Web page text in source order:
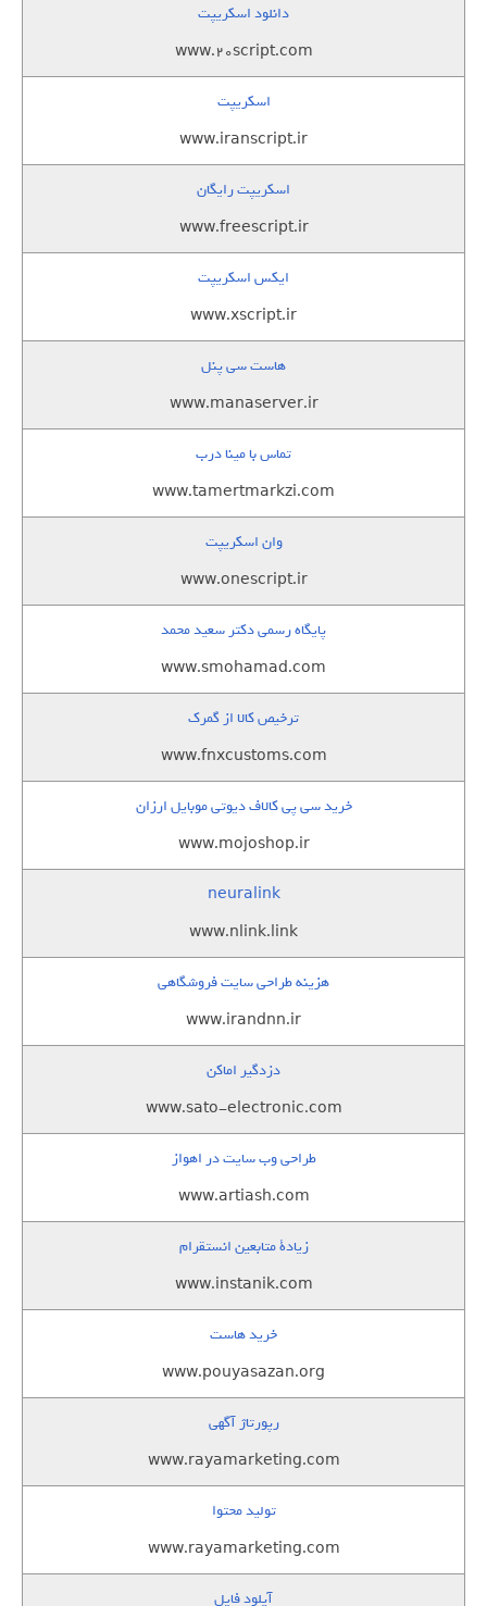
دانلود اسکریپت
www.20script.com
اسکریپت
www.iranscript.ir
اسکریپت رایگان
www.freescript.ir
ایکس اسکریپت
www.xscript.ir
هاست سی پنل
www.manaserver.ir
تماس با مینا درب
www.tamertmarkzi.com
وان اسکریپت
www.onescript.ir
پایگاه رسمی دکتر سعید محمد
www.smohamad.com
ترخیص کالا از گمرک
www.fnxcustoms.com
خرید سی پی کالاف دیوتی موبایل ارزان
www.mojoshop.ir
neuralink
www.nlink.link
هزینه طراحی سایت فروشگاهی
www.irandnn.ir
دزدگیر اماکن
www.sato-electronic.com
طراحی وب سایت در اهواز
www.artiash.com
زيادة متابعين انستقرام
www.instanik.com
خرید هاست
www.pouyasazan.org
رپورتاژ آگهی
www.rayamarketing.com
تولید محتوا
www.rayamarketing.com
آپلود فایل